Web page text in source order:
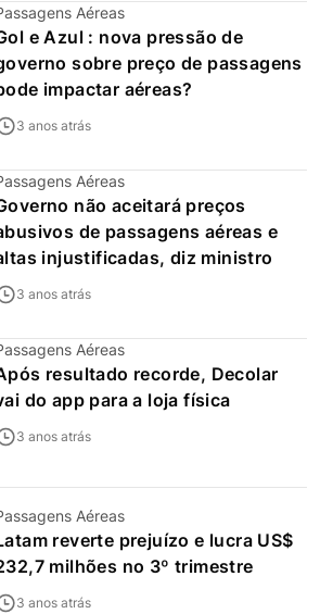
Aéreas
e Azul : nova pressão de
sobre preço de passagens
impactar aéreas?
3 anos atrás
Aéreas
não aceitará preços
de passagens aéreas e
injustificadas, diz ministro
3 anos atrás
Aéreas
resultado recorde, Decolar
do app para a loja física
3 anos atrás
Aéreas
reverte prejuízo e lucra US$
milhões no 3º trimestre
3 anos atrás